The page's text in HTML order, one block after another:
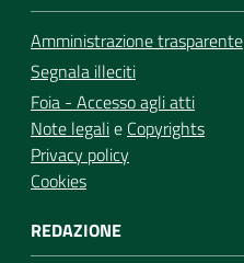
Amministrazione trasparente
Segnala illeciti
Foia - Accesso agli atti
Note legalie Copyrights
Privacy policy
Cookies
REDAZIONE